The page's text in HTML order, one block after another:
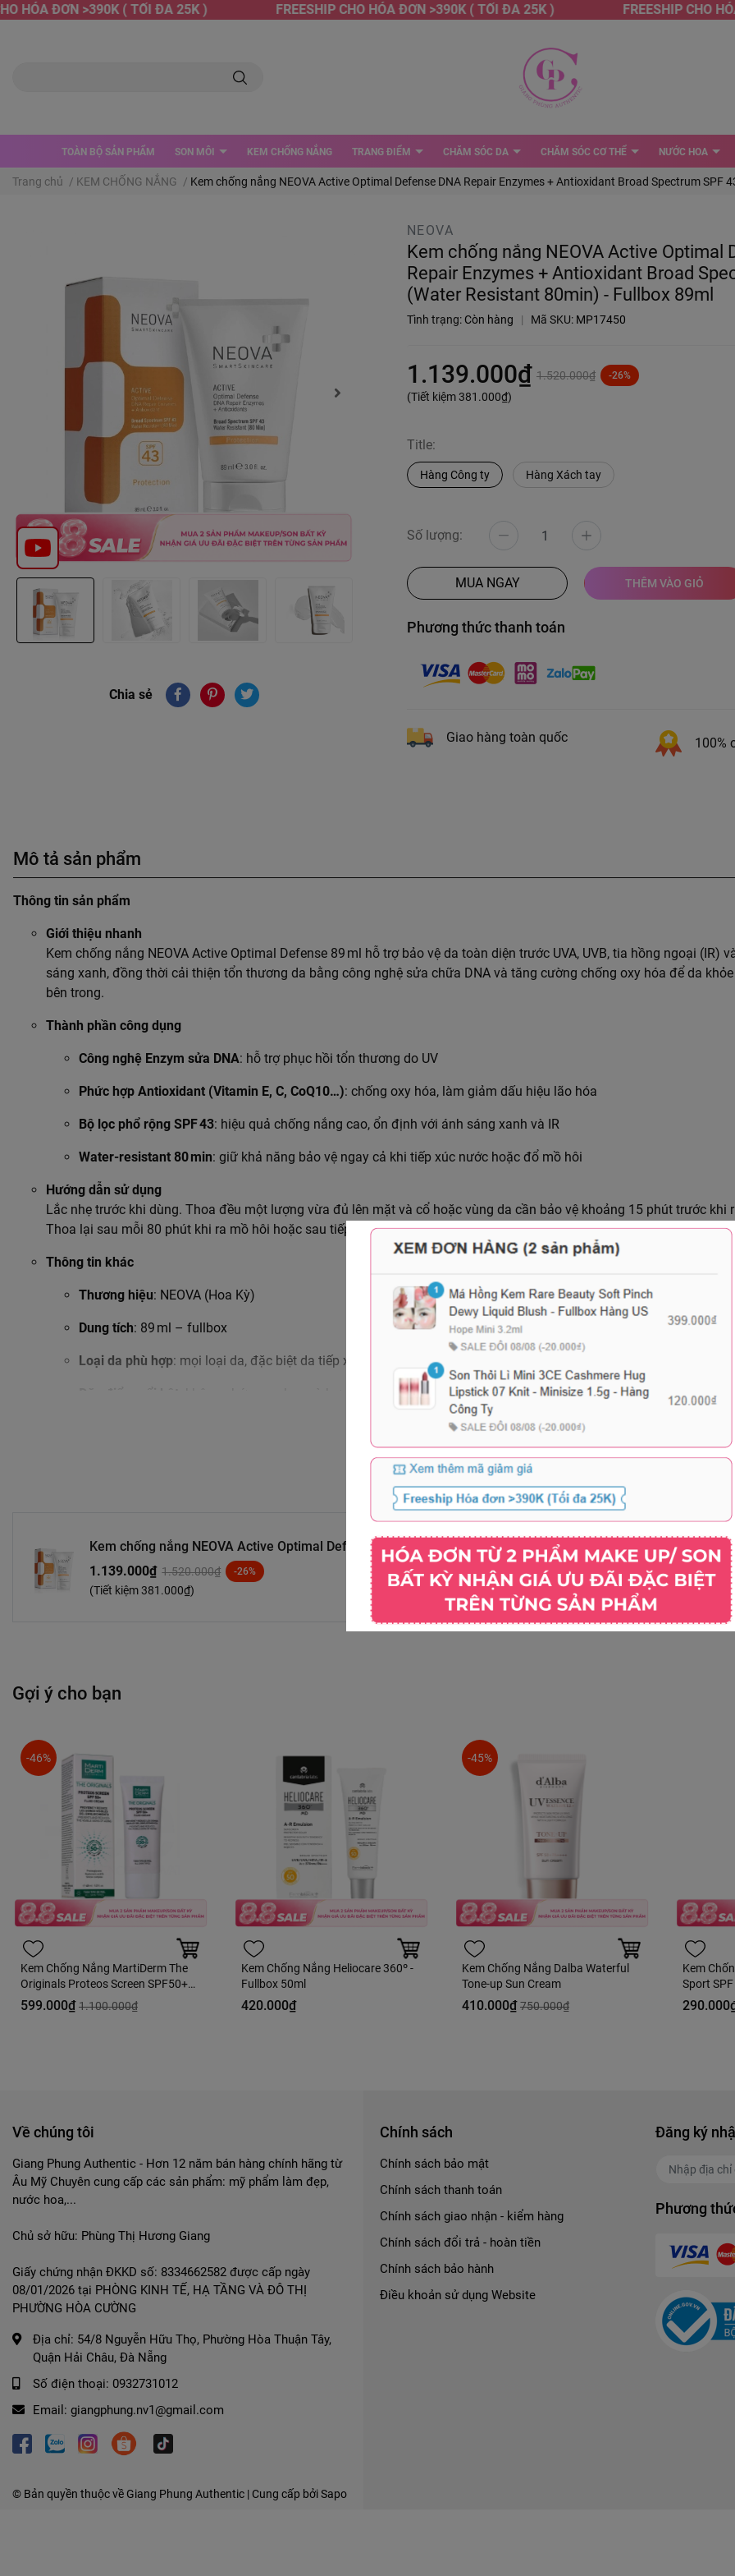
HÓA ĐƠN >390K ( TỐI ĐA 25K ) FREESHIP CHO HÓA ĐƠN >390K ( TỐI ĐA 25K ) FREESHIP CHO
TOÀN BỘ SẢN PHẨM SON MÔI KEM CHỐNG NẮNG TRANG ĐIỂM CHĂM SÓC DA CHĂM SÓC CƠ THỂ NƯỚC HOA
Trang chủ / KEM CHỐNG NẮNG / Kem chống nắng NEOVA Active Optimal Defense DNA Repair Enzymes + Antioxidant Broad Spectrum SPF
Chia sẻ
NEOVA
Kem chống nắng NEOVA Active Optimal
Repair Enzymes + Antioxidant Broad
(Water Resistant 80min) - Fullbox 89ml
Tình trạng: Còn hàng | Mã SKU: MP17450
1.139.000₫ 1.520.000₫ -26%
(Tiết kiệm381.000₫)
Title:
Hàng Công ty Hàng Xách tay
Số lượng:
MUA NGAY THÊM VÀO GIỎ
Phương thức thanh toán
Giao hàng toàn quốc 100%
Mô tả sản phẩm
Thông tin sản phẩm
Giới thiệu nhanh
Kem chống nắng NEOVA Active Optimal Defense 89 ml hỗ trợ bảo vệ da toàn diện trước UVA, UVB, tia hồng ngoại (IR)
sáng xanh, đồng thời cải thiện tổn thương da bằng công nghệ sửa chữa DNA và tăng cường chống oxy hóa để da
bên trong.
Thành phần công dụng
Công nghệ Enzym sửa DNA: hỗ trợ phục hồi tổn thương do UV
Phức hợp Antioxidant (Vitamin E, C, CoQ10…): chống oxy hóa, làm giảm dấu hiệu lão hóa
Bộ lọc phổ rộng SPF 43: hiệu quả chống nắng cao, ổn định với ánh sáng xanh và IR
Water-resistant 80 min: giữ khả năng bảo vệ ngay cả khi tiếp xúc nước hoặc đổ mồ hôi
Hướng dẫn sử dụng
Lắc nhẹ trước khi dùng. Thoa đều một lượng vừa đủ lên mặt và cổ hoặc vùng da cần bảo vệ khoảng 15 phút trước khi
Thoa lại sau mỗi 80 phút khi ra mồ hôi hoặc sau tiếp xúc nước.
Thông tin khác
Thương hiệu: NEOVA (Hoa Kỳ)
Dung tích: 89 ml – fullbox
Loại da phù hợp: mọi loại da, đặc biệt da tiếp xúc nhiều ánh nắng, da tiêu biểu sau điều trị laser, da có dấu hiệu
: không chứa paraben và hương liệu, an toàn cho dùng hàng ngày
kem chống nắng, NEOVA, DNA repair, SPF 43, kháng nước, chống oxy hóa, enzyme sửa DNA, broad spectrum, phòng lão hóa
Kem chống nắng NEOVA Active Optimal Defense DNA Repair Enzymes + Antioxidant Broad
Spectrum SPF 43 (Water Resistant 80min) - Fullbox 89ml
1.139.000₫ 1.520.000₫ -26%
(Tiết kiệm381.000₫)
Gợi ý cho bạn
-46%
Kem Chống Nắng MartiDerm The
Originals Proteos Screen SPF50+
40ml Fullbox
599.000₫ 1.100.000₫
Kem Chống Nắng Heliocare 360º -
Fullbox 50ml
420.000₫
-45%
Kem Chống Nắng Dalba Waterful
Tone-up Sun Cream
410.000₫ 750.000₫
Kem
Sport
Nobox
Về chúng tôi
Giang Phung Authentic - Hơn 12 năm bán hàng chính hãng từ
Âu Mỹ Chuyên cung cấp các sản phẩm: mỹ phẩm làm đẹp,
nước hoa,...
Chủ sở hữu: Phùng Thị Hương Giang
Giấy chứng nhận ĐKKD số: 8334662582 được cấp ngày
08/01/2026 tại PHÒNG KINH TẾ, HẠ TẦNG VÀ ĐÔ THỊ
PHƯỜNG HÒA CƯỜNG
Địa chỉ: 54/8 Nguyễn Hữu Thọ, Phường Hòa Thuận Tây,
Quận Hải Châu, Đà Nẵng
Số điện thoại: 0932731012
Email: giangphung.nv1@gmail.com
Chính sách
Chính sách bảo mật
Chính sách thanh toán
Chính sách giao nhận - kiểm hàng
Chính sách đổi trả - hoàn tiền
Chính sách bảo hành
Điều khoản sử dụng Website
Đăng ký
Phương
© Bản quyền thuộc về Giang Phung Authentic | Cung cấp bởiSapo